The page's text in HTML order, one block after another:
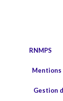
RNMPS
Mentions
Gestion